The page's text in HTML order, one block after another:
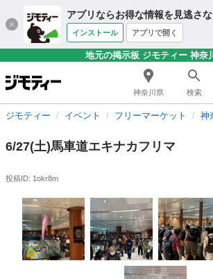
アプリならお得な情報を見逃さな
インストール アプリで開く
地元の掲示板 ジモティー 神奈
神奈川県 検索
ジモティー イベント フリーマーケット 神
6/27(土)馬車道エキナカフリマ
投稿ID: 1okr8m